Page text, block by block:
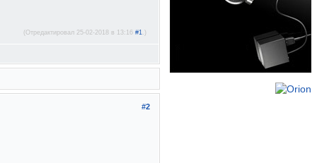
(Отредактировал 25-02-2018 в 13:16 #1.)
#2